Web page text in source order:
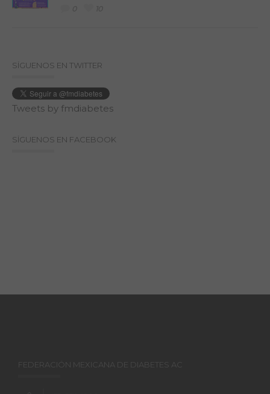
SÍGUENOS EN TWITTER
Tweets by fmdiabetes
SÍGUENOS EN FACEBOOK
FEDERACIÓN MEXICANA DE DIABETES AC